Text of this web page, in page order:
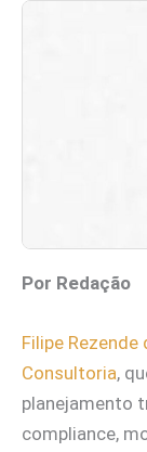
Por Redação
Filipe Rezende
Consultoria,
planejamento
compliance,